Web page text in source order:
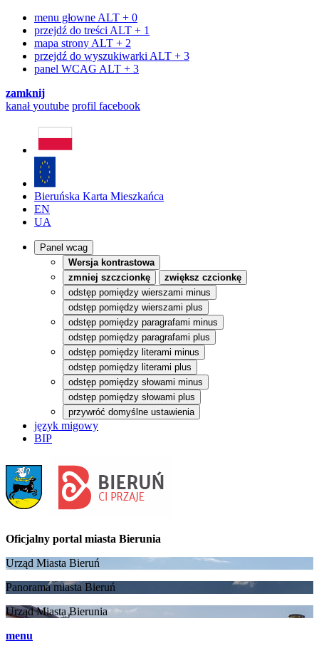
menu głowne ALT + 0
przejdź do treści ALT + 1
mapa strony ALT + 2
przejdź do wyszukiwarki ALT + 3
panel WCAG ALT + 3
zamknij
kanałyoutube profil facebook
Bieruńska Karta Mieszkańca
EN
UA
Panel wcag
Wersja kontrastowa
zmniej szczcionkę
zwiększ czcionkę
odstęp pomiędzy wierszami minus
odstęp pomiędzy wierszami plus
odstęp pomiędzy paragrafami minus
odstęp pomiędzy paragrafami plus
odstęp pomiędzy literami minus
odstęp pomiędzy literami plus
odstęp pomiędzy słowami minus
odstęp pomiędzy słowami plus
przywróć domyślne ustawienia
język migowy
BIP
Oficjalny portal miasta Bierunia
Urząd Miasta Bieruń
Panorama miasta Bieruń
Urząd Miasta Bierunia
menu